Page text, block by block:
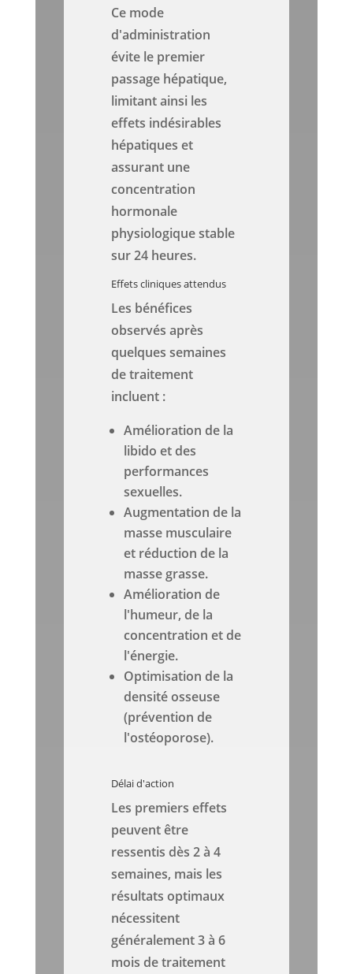
Ce mode
d'administration
évite le premier
passage hépatique,
limitant ainsi les
effets indésirables
hépatiques et
assurant une
concentration
hormonale
physiologique stable
sur 24 heures.
Effets cliniques attendus
Les bénéfices
observés après
quelques semaines
de traitement
incluent :
Amélioration de la
libido et des
performances
sexuelles.
Augmentation de la
masse musculaire
et réduction de la
masse grasse.
Amélioration de
l'humeur, de la
concentration et de
l'énergie.
Optimisation de la
densité osseuse
(prévention de
l'ostéoporose).
Délai d'action
Les premiers effets
peuvent être
ressentis dès 2 à 4
semaines, mais les
résultats optimaux
nécessitent
généralement 3 à 6
mois de traitement